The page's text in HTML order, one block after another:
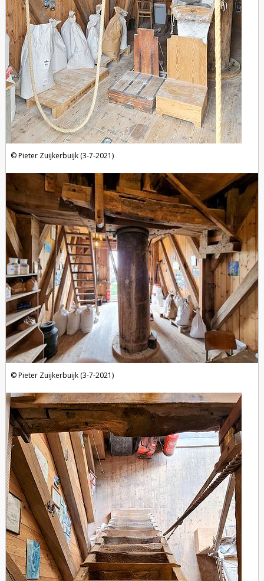
Pieter Zuijkerbuijk (3-7-2021)
Pieter Zuijkerbuijk (3-7-2021)